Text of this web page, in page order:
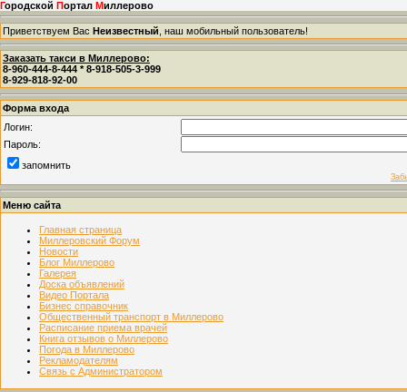
Городской Портал Миллерово
Приветствуем Вас Неизвестный , наш мобильный пользователь!
Заказать такси в Миллерово:
8-960-444-8-444 * 8-918-505-3-999
8-929-818-92-00
Форма входа
Логин:
Пароль:
запомнить
Меню сайта
Главная страница
Миллеровский Форум
Новости
Блог Миллерово
Галерея
Доска объявлений
Видео Портала
Бизнес справочник
Общественный транспорт в Миллерово
Расписание приема врачей
Книга отзывов о Миллерово
Погода в Миллерово
Рекламодателям
Связь с Администратором